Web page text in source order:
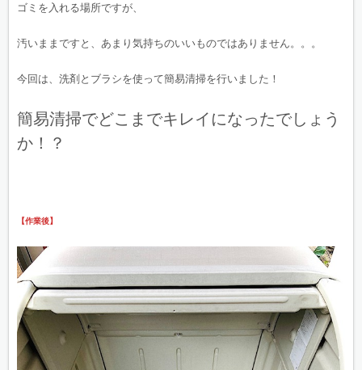
ゴミを入れる場所ですが、
汚いままですと、あまり気持ちのいいものではありません。。。
今回は、洗剤とブラシを使って簡易清掃を行いました！
簡易清掃でどこまでキレイになったでしょう
か！？
【作業後】